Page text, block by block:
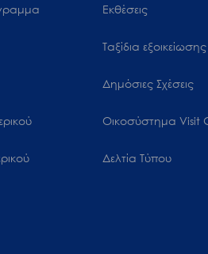
Εκθέσεις
Ταξίδια εξοικείωσης
Δημόσιες Σχέσεις
Oικοσύστημα Visit
Δελτία Τύπου